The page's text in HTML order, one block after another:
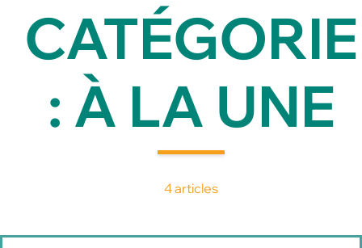
CATÉGORIE
: À LA UNE
4 articles